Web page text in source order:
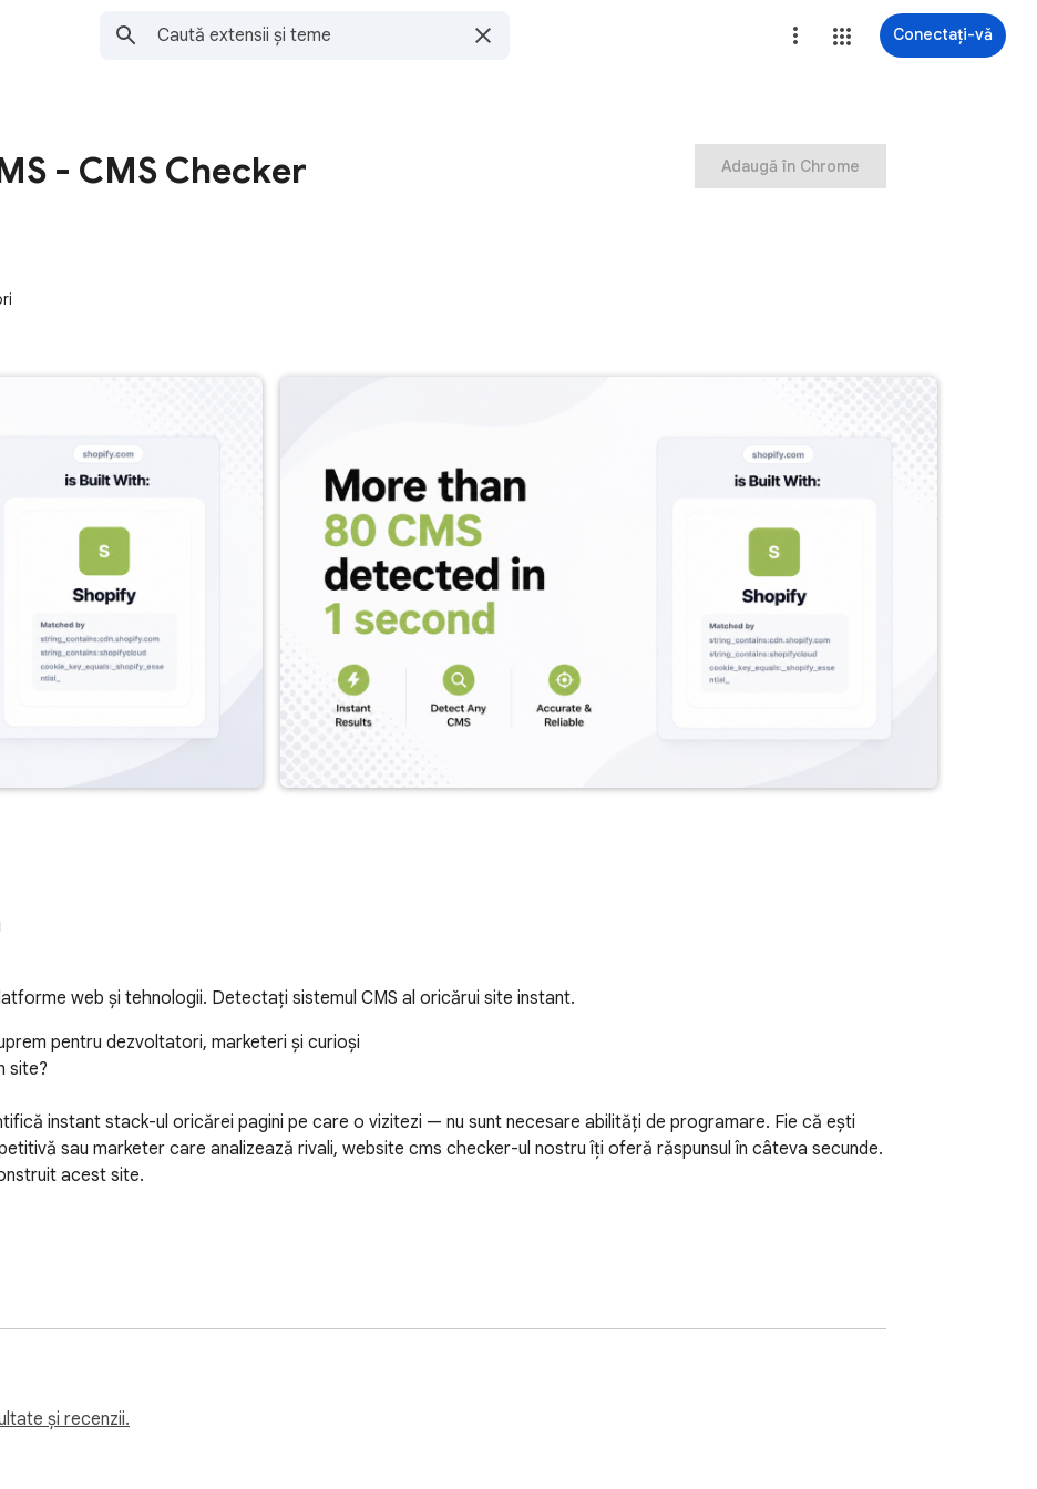
Conectați-vă
- CMS Checker Adaugă în Chrome
web și tehnologii. Detectați sistemul CMS al oricărui site instant.
pentru dezvoltatori, marketeri și curioși
site?
instant stack-ul oricărei pagini pe care o vizitezi — nu sunt necesare abilități de programare. Fie că ești
sau marketer care analizează rivali, website cms checker-ul nostru îți oferă răspunsul în câteva secunde.
acest site.
detectată!
tech stack cu un singur clic
paginii, meta tags, scripts și server headers pentru a identifica stack-ul de bază cu acuratețe ridicată. Nu
și recenzii.